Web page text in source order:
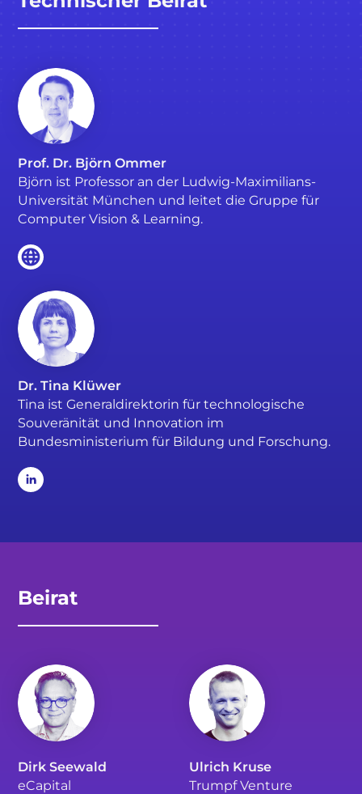
Prof. Dr. Björn Ommer
Björn ist Professor an der Ludwig-Maximilians-
Universität München und leitet die Gruppe für
Computer Vision & Learning.
Dr. Tina Klüwer
Tina ist Generaldirektorin für technologische
Souveränität und Innovation im
Bundesministerium für Bildung und Forschung.
Beirat
Dirk Seewald
eCapital
Ulrich Kruse
Trumpf Venture